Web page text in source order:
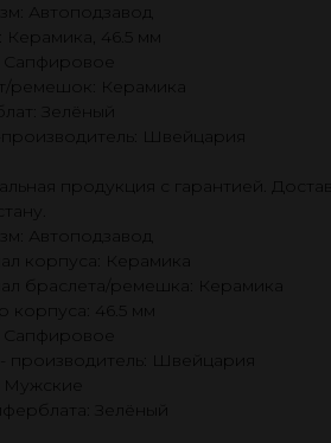
Автоподзавод
46.5 мм
Сапфировое
ремешок: Керамика
Зелёный
производитель: Швейцария
продукция с гарантией.
Автоподзавод
корпуса: Керамика
браслета/ремешка: Керамика
корпуса: 46.5 мм
Сапфировое
- производитель: Швейцария
Мужские
Зелёный